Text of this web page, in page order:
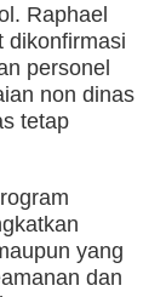
Raphael
dikonfirmasi
personel
non dinas
tetap
yang
dan